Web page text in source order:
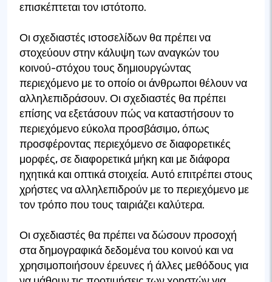
επισκέπτεται τον ιστότοπο.
Οι σχεδιαστές ιστοσελίδων θα πρέπει να
στοχεύουν στην κάλυψη των αναγκών του
κοινού-στόχου τους δημιουργώντας
περιεχόμενο με το οποίο οι άνθρωποι θέλουν να
αλληλεπιδράσουν. Οι σχεδιαστές θα πρέπει
επίσης να εξετάσουν πώς να καταστήσουν το
περιεχόμενο εύκολα προσβάσιμο, όπως
προσφέροντας περιεχόμενο σε διαφορετικές
μορφές, σε διαφορετικά μήκη και με διάφορα
ηχητικά και οπτικά στοιχεία. Αυτό επιτρέπει στους
χρήστες να αλληλεπιδρούν με το περιεχόμενο με
τον τρόπο που τους ταιριάζει καλύτερα.
Οι σχεδιαστές θα πρέπει να δώσουν προσοχή
στα δημογραφικά δεδομένα του κοινού και να
χρησιμοποιήσουν έρευνες ή άλλες μεθόδους για